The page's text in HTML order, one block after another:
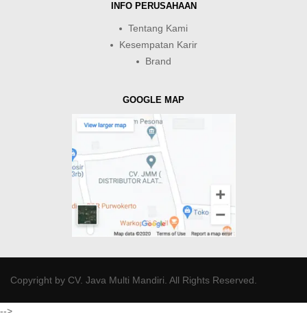
INFO PERUSAHAAN
Tentang Kami
Kesempatan Karir
Brand
GOOGLE MAP
Copyright by CV. Java Multi Mandiri. All Rights Reserved.